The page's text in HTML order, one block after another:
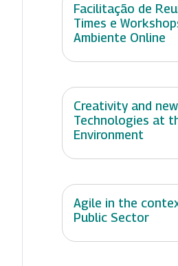
Facilitação de
Times e
Ambiente Online
Creativity and new
Technologies at
Environment
Agile in the
Public Sector